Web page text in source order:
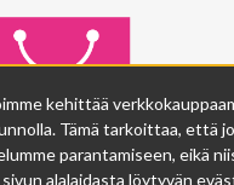
kehittää
Tämä tarkoittaa, että
parantamiseen, eikä
alalaidasta löytyvän